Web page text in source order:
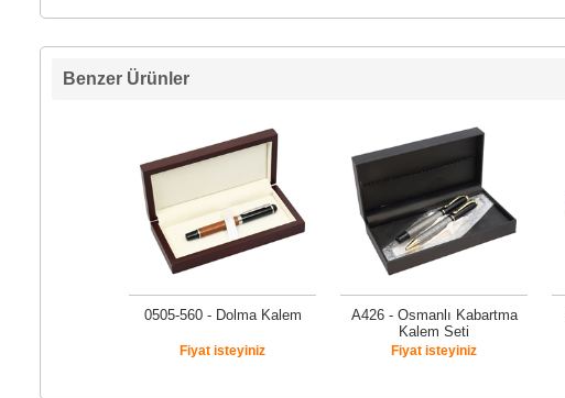
Benzer Ürünler
0505-560 - Dolma Kalem
Fiyat isteyiniz
A426 - Osmanlı Kabartma
Kalem Seti
Fiyat isteyiniz